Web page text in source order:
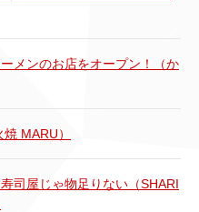
メンのお店をオープン！（か
MARU）
司屋じゃ物足りない（SHARI